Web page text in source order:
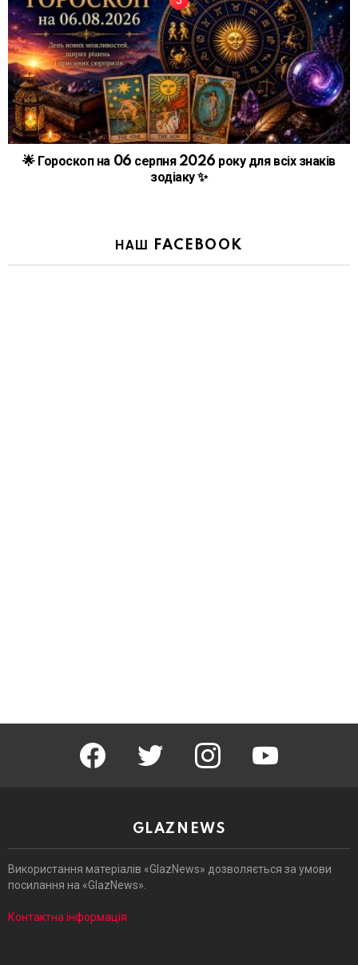
🌟 Гороскоп на 06 серпня 2026 року для всіх знаків
зодіаку ✨
НАШ FACEBOOK
facebook twitter instagram
GLAZNEWS
Використання матеріалів «GlazNews» дозволяється за умови
посилання на «GlazNews».
Контактна інформація